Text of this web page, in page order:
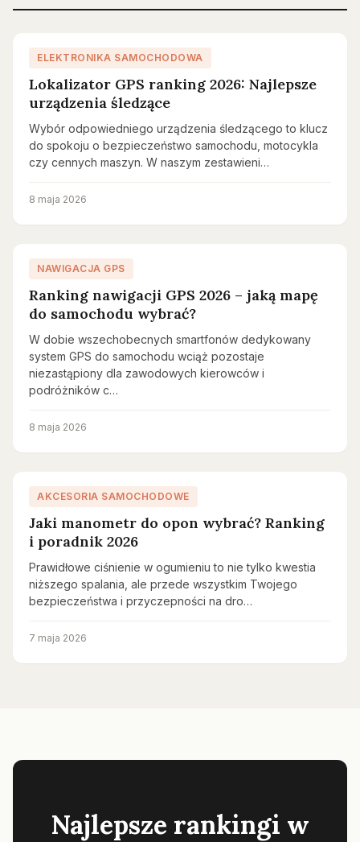
ELEKTRONIKA SAMOCHODOWA
Lokalizator GPS ranking 2026: Najlepsze
urządzenia śledzące
Wybór odpowiedniego urządzenia śledzącego to klucz
do spokoju o bezpieczeństwo samochodu, motocykla
czy cennych maszyn. W naszym zestawieni…
8 maja 2026
NAWIGACJA GPS
Ranking nawigacji GPS 2026 – jaką mapę
do samochodu wybrać?
W dobie wszechobecnych smartfonów dedykowany
system GPS do samochodu wciąż pozostaje
niezastąpiony dla zawodowych kierowców i
podróżników c…
8 maja 2026
AKCESORIA SAMOCHODOWE
Jaki manometr do opon wybrać? Ranking
i poradnik 2026
Prawidłowe ciśnienie w ogumieniu to nie tylko kwestia
niższego spalania, ale przede wszystkim Twojego
bezpieczeństwa i przyczepności na dro…
7 maja 2026
Najlepsze rankingi w